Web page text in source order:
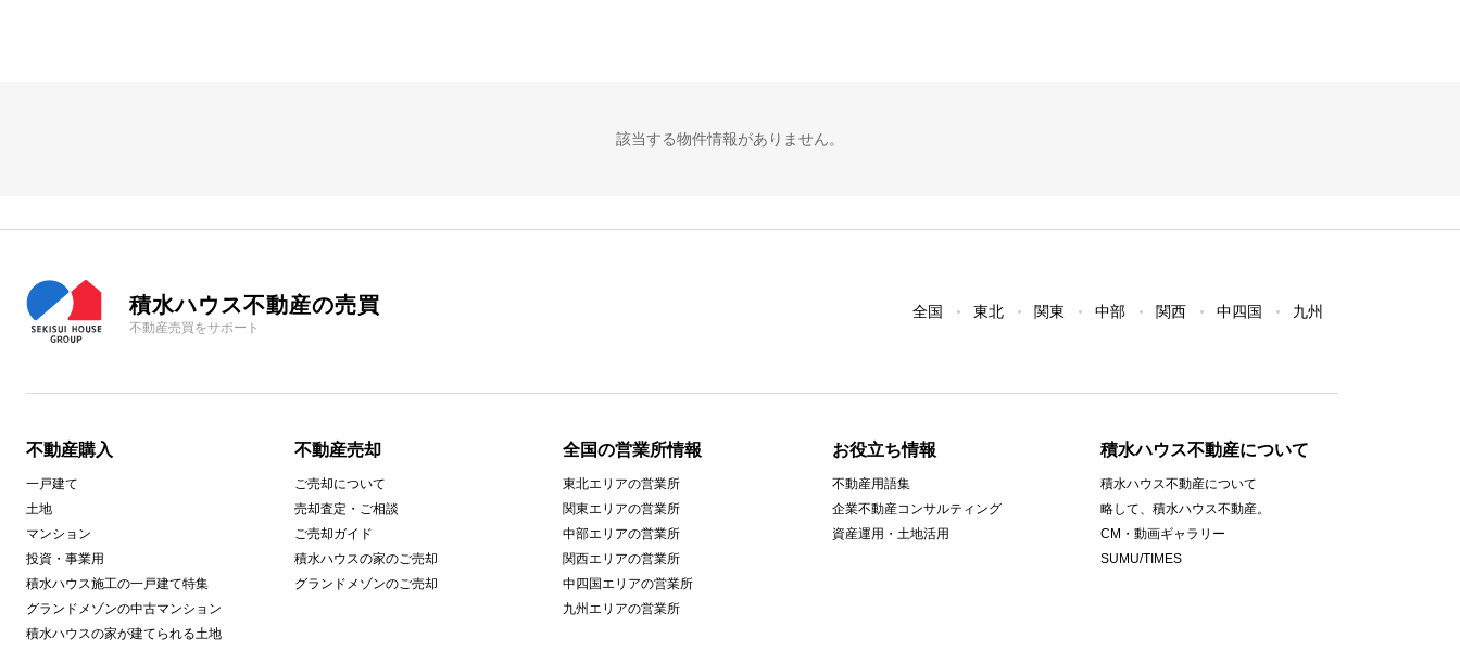
該当する物件情報がありません。
積水ハウス不動産の売買
不動産売買をサポート
全国 東北 関東 中部 関西 中四国 九州
不動産購入
一戸建て
土地
マンション
投資・事業用
積水ハウス施工の一戸建て特集
グランドメゾンの中古マンション
積水ハウスの家が建てられる土地
不動産売却
ご売却について
売却査定・ご相談
ご売却ガイド
積水ハウスの家のご売却
グランドメゾンのご売却
全国の営業所情報
東北エリアの営業所
関東エリアの営業所
中部エリアの営業所
関西エリアの営業所
中四国エリアの営業所
九州エリアの営業所
お役立ち情報
不動産用語集
企業不動産コンサルティング
資産運用・土地活用
積水ハウス不動産について
積水ハウス不動産について
略して、積水ハウス不動産。
CM・動画ギャラリー
SUMU/TIMES